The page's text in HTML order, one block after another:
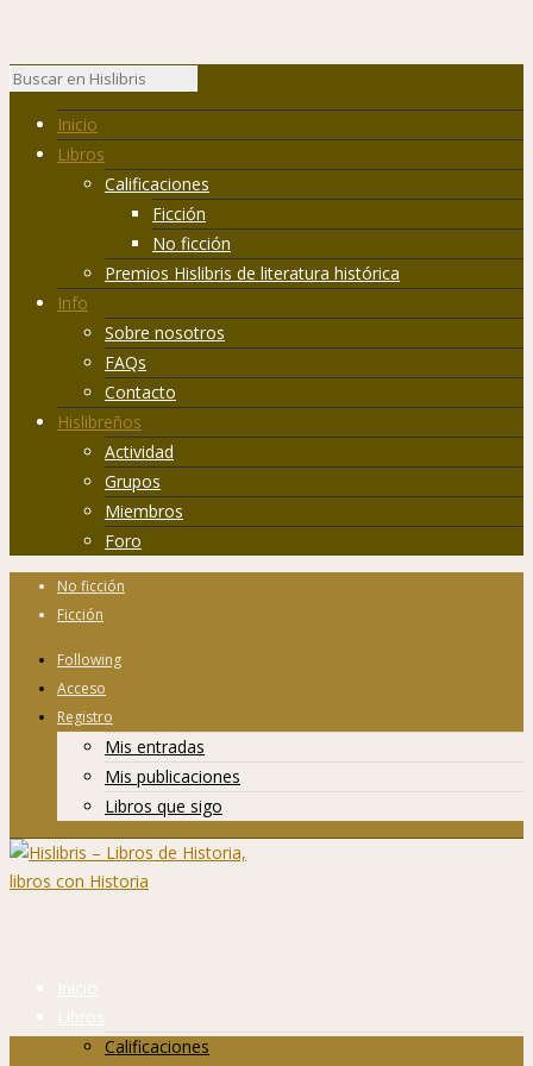
Inicio
Libros
Calificaciones
Ficción
No ficción
Premios Hislibris de literatura histórica
Info
Sobre nosotros
FAQs
Contacto
Hislibreños
Actividad
Grupos
Miembros
Foro
No ficción
Ficción
Following
Acceso
Registro
Mis entradas
Mis publicaciones
Libros que sigo
Inicio
Libros
Calificaciones